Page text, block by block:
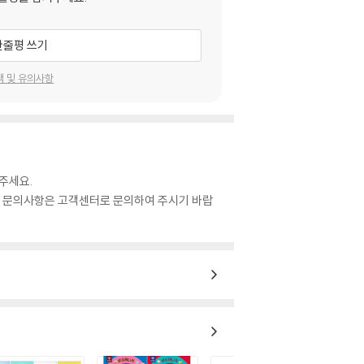
줄평 쓰기
및 유의사항
세요.
의사항은 고객센터로 문의하여 주시기 바랍